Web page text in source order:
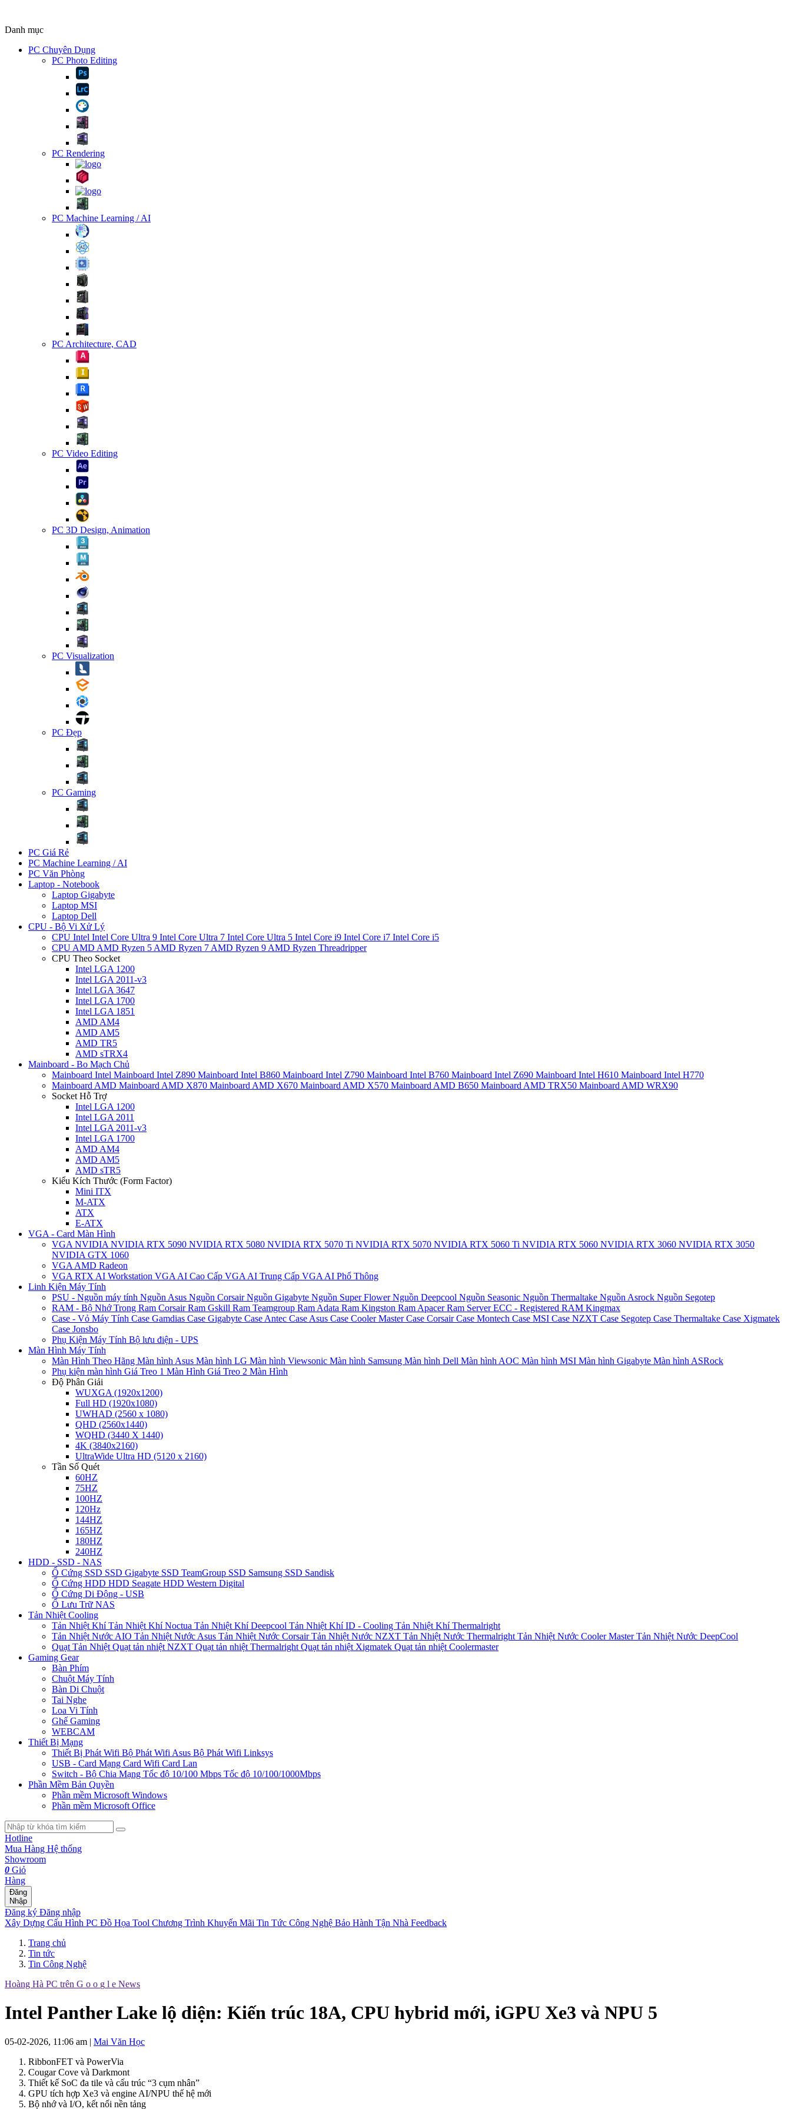
Danh mục
PC Chuyên Dụng
PC Photo Editing
PC Rendering
PC Machine Learning / AI
PC Architecture, CAD
PC Video Editing
PC 3D Design, Animation
PC Visualization
PC Đẹp
PC Gaming
PC Giá Rẻ
PC Machine Learning / AI
PC Văn Phòng
Laptop - Notebook
Laptop Gigabyte
Laptop MSI
Laptop Dell
CPU - Bộ Vi Xử Lý
CPU Intel Intel Core Ultra 9 Intel Core Ultra 7 Intel Core Ultra 5 Intel Core i9 Intel Core i7 Intel Core i5
CPU AMD AMD Ryzen 5 AMD Ryzen 7 AMD Ryzen 9 AMD Ryzen Threadripper
CPU Theo Socket
Intel LGA 1200
Intel LGA 2011-v3
Intel LGA 3647
Intel LGA 1700
Intel LGA 1851
AMD AM4
AMD AM5
AMD TR5
AMD sTRX4
Mainboard - Bo Mạch Chủ
Mainboard Intel Mainboard Intel Z890 Mainboard Intel B860 Mainboard Intel Z790 Mainboard Intel B760 Mainboard Intel Z690 Mainboard Intel H610 Mainboard Intel H770
Mainboard AMD Mainboard AMD X870 Mainboard AMD X670 Mainboard AMD X570 Mainboard AMD B650 Mainboard AMD TRX50 Mainboard AMD WRX90
Socket Hỗ Trợ
Intel LGA 1200
Intel LGA 2011
Intel LGA 2011-v3
Intel LGA 1700
AMD AM4
AMD AM5
AMD sTR5
Kiểu Kích Thước (Form Factor)
Mini ITX
M-ATX
ATX
E-ATX
VGA - Card Màn Hình
VGA NVIDIA NVIDIA RTX 5090 NVIDIA RTX 5080 NVIDIA RTX 5070 Ti NVIDIA RTX 5070 NVIDIA RTX 5060 Ti NVIDIA RTX 5060 NVIDIA RTX 3060 NVIDIA RTX 3050
NVIDIA GTX 1060
VGA AMD Radeon
VGA RTX AI Workstation VGA AI Cao Cấp VGA AI Trung Cấp VGA AI Phổ Thông
Linh Kiện Máy Tính
PSU - Nguồn máy tính Nguồn Asus Nguồn CorsairNguồn Gigabyte Nguồn Super FlowerNguồn Deepcool Nguồn Seasonic Nguồn Thermaltake Nguồn Asrock Nguồn Segotep
RAM - Bộ Nhớ Trong Ram CorsairRam Gskill Ram Teamgroup Ram Adata Ram Kingston Ram ApacerRam Server ECC - Registered RAM Kingmax
Case - Vỏ Máy Tính Case Gamdias Case Gigabyte Case Antec Case Asus Case Cooler MasterCase CorsairCase Montech Case MSI Case NZXT Case Segotep Case Thermaltake Case Xigmatek
Case Jonsbo
Phụ Kiện Máy Tính Bộ lưu điện - UPS
Màn Hình Máy Tính
Màn Hình Theo Hãng Màn hình Asus Màn hình LG Màn hình Viewsonic Màn hình Samsung Màn hình Dell Màn hình AOC Màn hình MSI Màn hình Gigabyte Màn hình ASRock
Phụ kiện màn hình Giá Treo 1 Màn Hình Giá Treo 2 Màn Hình
Độ Phân Giải
WUXGA (1920x1200)
Full HD (1920x1080)
UWHAD (2560 x 1080)
QHD (2560x1440)
WQHD (3440 X 1440)
4K (3840x2160)
UltraWide Ultra HD (5120 x 2160)
Tần Số Quét
60HZ
75HZ
100HZ
120Hz
144HZ
165HZ
180HZ
240HZ
HDD - SSD - NAS
Ổ Cứng SSD SSD Gigabyte SSD TeamGroup SSD Samsung SSD Sandisk
Ổ Cứng HDD HDD Seagate HDD Western Digital
Ổ Cứng Di Động - USB
Ổ Lưu Trữ NAS
Tản Nhiệt Cooling
Tản Nhiệt KhíTản Nhiệt Khí Noctua Tản Nhiệt Khí Deepcool Tản Nhiệt Khí ID - Cooling Tản Nhiệt Khí Thermalright
Tản Nhiệt Nước AIO Tản Nhiệt Nước Asus Tản Nhiệt Nước CorsairTản Nhiệt Nước NZXT Tản Nhiệt Nước Thermalright Tản Nhiệt Nước Cooler MasterTản Nhiệt Nước DeepCool
Quạt Tản Nhiệt Quạt tản nhiệt NZXT Quạt tản nhiệt Thermalright Quạt tản nhiệt Xigmatek Quạt tản nhiệt Coolermaster
Gaming Gear
Bàn Phím
Chuột Máy Tính
Bàn Di Chuột
Tai Nghe
Loa Vi Tính
Ghế Gaming
WEBCAM
Thiết Bị Mạng
Thiết Bị Phát Wifi Bộ Phát Wifi Asus Bộ Phát Wifi Linksys
USB - Card Mạng Card Wifi Card Lan
Switch - Bộ Chia Mạng Tốc độ 10/100 Mbps Tốc độ 10/100/1000Mbps
Phần Mềm Bản Quyền
Phần mềm Microsoft Windows
Phần mềm Microsoft Office
Hotline
Mua Hàng Hệ thống
Showroom
0 Giỏ
Hàng
Đăng
Nhập
Đăng ký Đăng nhập
Xây Dựng Cấu Hình PC Đồ Họa Tool Chương Trình Khuyến Mãi Tin Tức Công Nghệ Bảo Hành Tận Nhà Feedback
Trang chủ
Tin tức
Tin Công Nghệ
Hoàng Hà PC trên G o o g l e News
Intel Panther Lake lộ diện: Kiến trúc 18A, CPU hybrid mới, iGPU Xe3 và NPU 5
05-02-2026, 11:06 am | Mai Văn Học
RibbonFET và PowerVia
Cougar Cove và Darkmont
Thiết kế SoC đa tile và cấu trúc “3 cụm nhân”
GPU tích hợp Xe3 và engine AI/NPU thế hệ mới
Bộ nhớ và I/O, kết nối nền tảng